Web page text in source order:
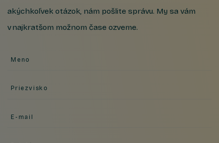
akýchkoľvek otázok, nám pošlite správu. My sa vám
v najkratšom možnom čase ozveme.
Meno
Priezvisko
E-mail